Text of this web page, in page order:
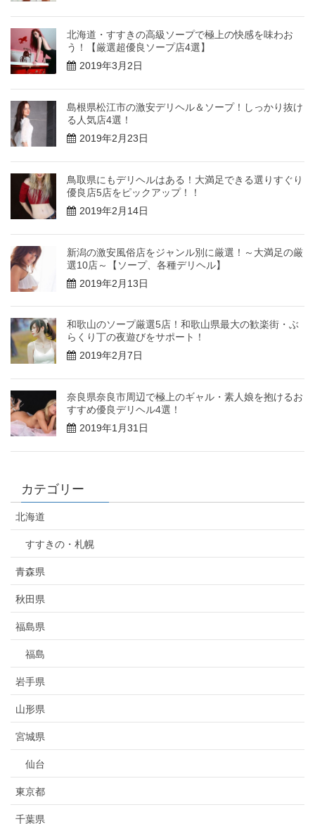
北海道・すすきの高級ソープで極上の快感を味わお
う！【厳選超優良ソープ店4選】
2019年3月2日
島根県松江市の激安デリヘル＆ソープ！しっかり抜け
る人気店4選！
2019年2月23日
鳥取県にもデリヘルはある！大満足できる選りすぐり
優良店5店をピックアップ！！
2019年2月14日
新潟の激安風俗店をジャンル別に厳選！～大満足の厳
選10店～【ソープ、各種デリヘル】
2019年2月13日
和歌山のソープ厳選5店！和歌山県最大の歓楽街・ぶ
らくり丁の夜遊びをサポート！
2019年2月7日
奈良県奈良市周辺で極上のギャル・素人娘を抱けるお
すすめ優良デリヘル4選！
2019年1月31日
カテゴリー
北海道
すすきの・札幌
青森県
秋田県
福島県
福島
岩手県
山形県
宮城県
仙台
東京都
千葉県